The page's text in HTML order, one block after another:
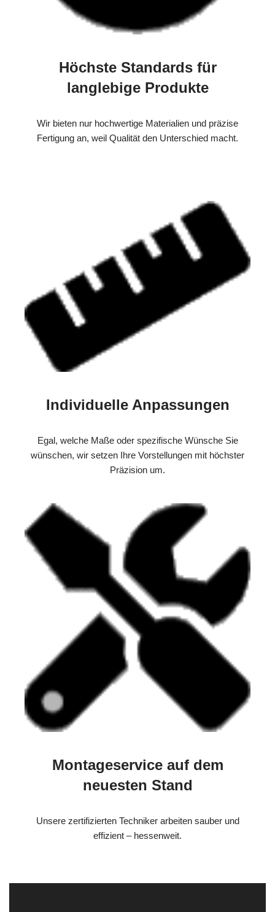
Höchste Standards für
langlebige Produkte
Wir bieten nur hochwertige Materialien und präzise
Fertigung an, weil Qualität den Unterschied macht.
Individuelle Anpassungen
Egal, welche Maße oder spezifische Wünsche Sie
wünschen, wir setzen Ihre Vorstellungen mit höchster
Präzision um.
Montageservice auf dem
neuesten Stand
Unsere zertifizierten Techniker arbeiten sauber und
effizient – hessenweit.